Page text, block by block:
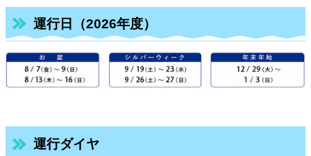
運行日（2026年度）
運行ダイヤ